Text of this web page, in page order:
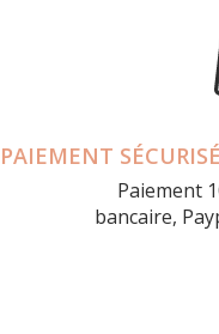
PAIEMENT SÉCURISÉ
Paiement
bancaire,